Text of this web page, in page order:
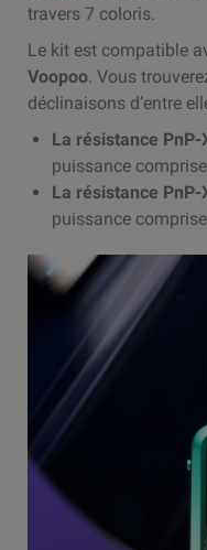
travers 7 coloris.
Le kit est compatible
Voopoo. Vous
déclinaisons d’entre
La résistance PnP-
puissance
La résistance PnP-
puissance